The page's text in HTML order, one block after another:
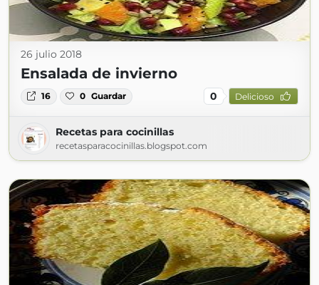
26 julio 2018
Ensalada de invierno
16 0 Guardar 0 Delicioso
Recetas para cocinillas
recetasparacocinillas.blogspot.com